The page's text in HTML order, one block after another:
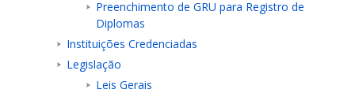
Preenchimento de GRU para Registro de
Diplomas
Instituições Credenciadas
Legislação
Leis Gerais